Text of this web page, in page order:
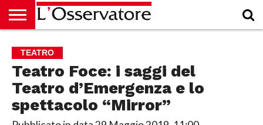
CULTURA
ECONOMIA
RUBRICHE
ARCHIVIO
PODCAST
ABBONAMENTO
CHI
SIAMO
ACCEDI
TEATRO
Teatro Foce: i saggi del
Teatro d’Emergenza e lo
spettacolo “Mirror”